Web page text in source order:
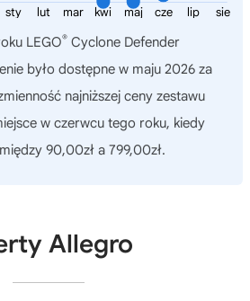
sie
lip
cze
maj
kwi
mar
lut
sty
LEGO® Cyclone Defender
było dostępne w maju 2026 za
najniższej ceny zestawu
w czerwcu tego roku, kiedy
90,00zł a 799,00zł.
Allegro